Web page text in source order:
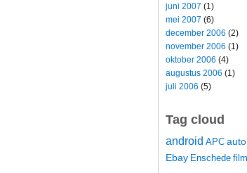
juni 2007 (1)
mei 2007 (6)
december 2006 (2)
november 2006 (1)
oktober 2006 (4)
augustus 2006 (1)
juli 2006 (5)
Tag cloud
android APC auto
Ebay Enschede film